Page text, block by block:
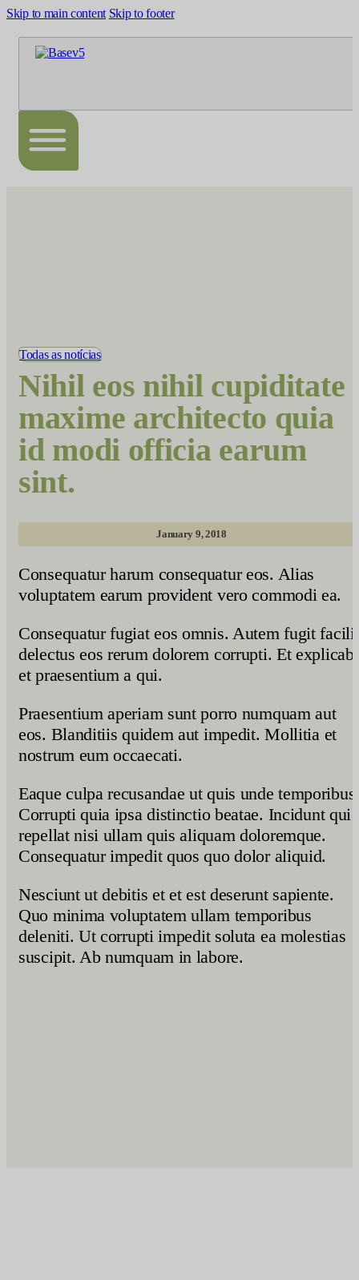
Skip to main content Skip to footer
Todas as notícias
Nihil eos nihil cupiditate
maxime architecto quia
id modi officia earum
sint.
January 9, 2018
Consequatur harum consequatur eos. Alias
voluptatem earum provident vero commodi ea.
Consequatur fugiat eos omnis. Autem fugit
delectus eos rerum dolorem corrupti. Et
et praesentium a qui.
Praesentium aperiam sunt porro numquam aut
eos. Blanditiis quidem aut impedit. Mollitia et
nostrum eum occaecati.
Eaque culpa recusandae ut quis unde temporibus.
Corrupti quia ipsa distinctio beatae. Incidunt qui
repellat nisi ullam quis aliquam doloremque.
Consequatur impedit quos quo dolor aliquid.
Nesciunt ut debitis et et est deserunt sapiente.
Quo minima voluptatem ullam temporibus
deleniti. Ut corrupti impedit soluta ea molestias
suscipit. Ab numquam in labore.